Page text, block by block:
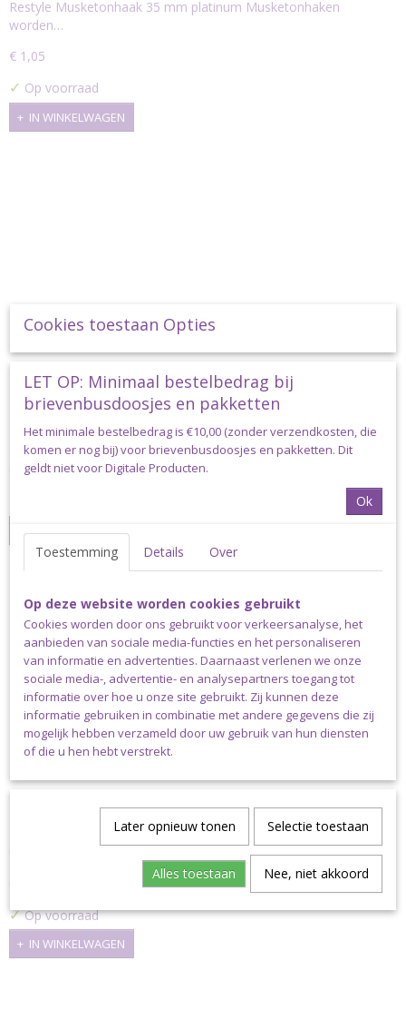
Restyle Musketonhaak 35 mm platinum Musketonhaken
worden…
€ 1,05
✓ Op voorraad
IN WINKELWAGEN
Musketonhaak 10mm per stuk zilverkleurig Musketonhaken…
€ 1,50
IN WINKELWAGEN
OPRY Sleutelhanger met Musketonhaak Nikkel -
OPRY Sleutelhanger met Musketonhaak Nikkel - Zilverkleurig…
✓Op voorraad
IN WINKELWAGEN
Cookies toestaan Opties
LET OP: Minimaal bestelbedrag bij
brievenbusdoosjes en pakketten
Het minimale bestelbedrag is €10,00 (zonder verzendkosten, die
komen er nog bij) voor brievenbusdoosjes en pakketten. Dit
geldt niet voor Digitale Producten.
Ok
Toestemming Details Over
Op deze website worden cookies gebruikt
Cookies worden door ons gebruikt voor verkeersanalyse, het
aanbieden van sociale media-functies en het personaliseren
van informatie en advertenties. Daarnaast verlenen we onze
sociale media-, advertentie- en analysepartners toegang tot
informatie over hoe u onze site gebruikt. Zij kunnen deze
informatie gebruiken in combinatie met andere gegevens die zij
mogelijk hebben verzameld door uw gebruik van hun diensten
of die u hen hebt verstrekt.
Later opnieuw tonen Selectie toestaan
Alles toestaan Nee, niet akkoord